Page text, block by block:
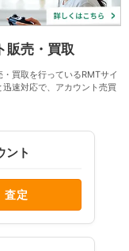
販売・買取
買取を行っているRMTサイ
速対応で、アカウント売買
ント
査定